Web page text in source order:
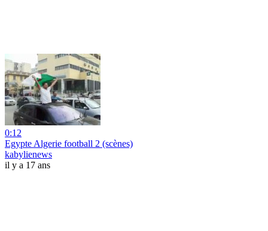
0:12
Egypte Algerie football 2 (scènes)
kabylienews
il y a 17 ans